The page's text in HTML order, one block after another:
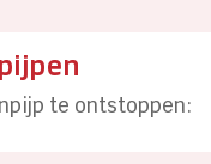
te ontstoppen: